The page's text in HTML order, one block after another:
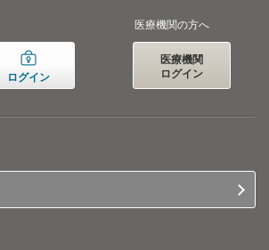
ログイン
医療機関の方へ
医療機関
ログイン